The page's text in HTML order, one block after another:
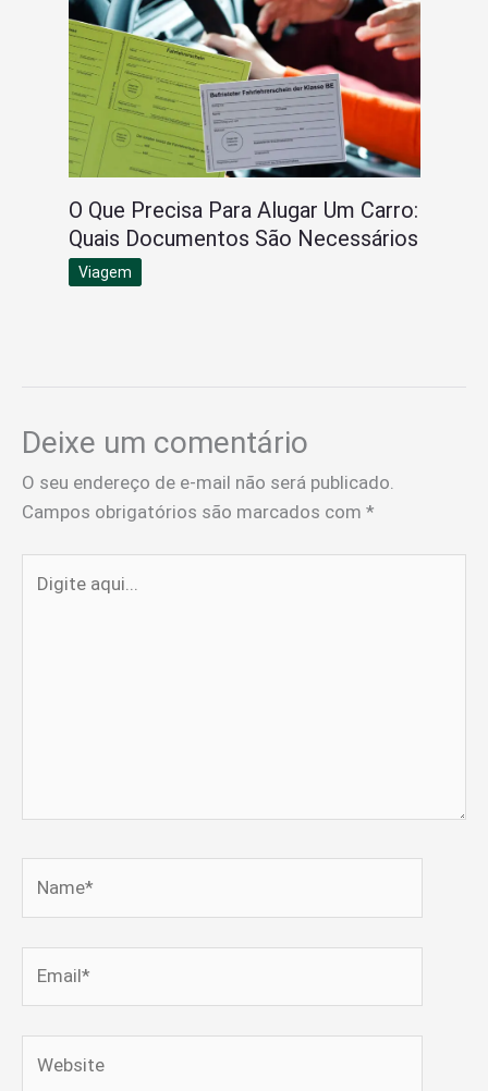
O Que Precisa Para Alugar Um Carro:
Quais Documentos São Necessários
Viagem
Deixe um comentário
O seu endereço de e-mail não será publicado.
Campos obrigatórios são marcados com *
aqui...